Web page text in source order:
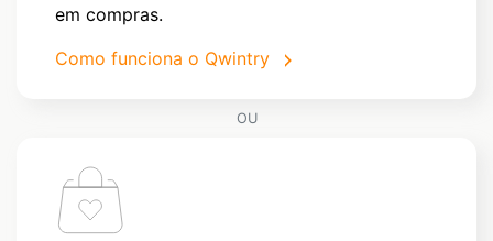
em compras.
Como funciona o Qwintry
OU